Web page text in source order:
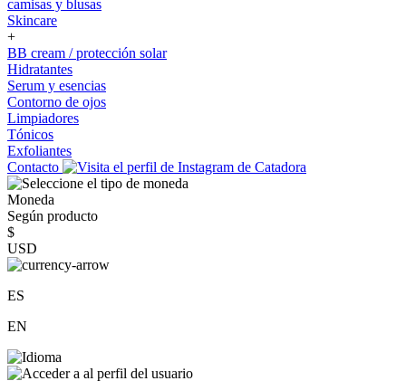
camisas y blusas
Skincare
+
BB cream / protección solar
Hidratantes
Serum y esencias
Contorno de ojos
Limpiadores
Tónicos
Exfoliantes
Contacto
Moneda
Según producto
$
USD
ES
EN